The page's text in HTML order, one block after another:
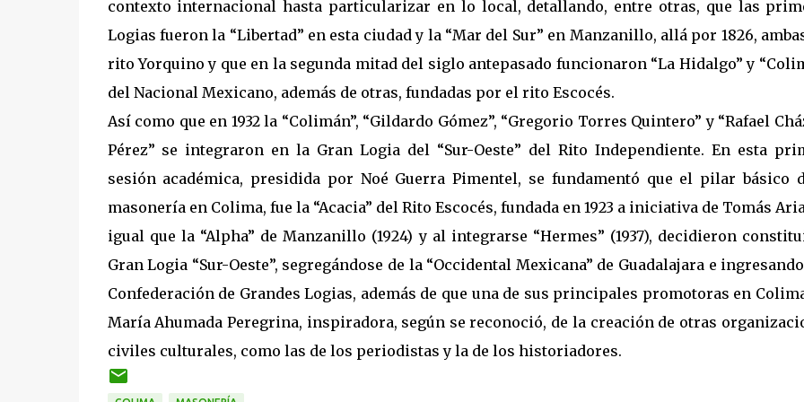
contexto internacional hasta particularizar en lo local, detallando, entre otras, que las
Logias fueron la “Libertad” en esta ciudad y la “Mar del Sur” en Manzanillo, allá por 1826,
rito Yorquino y que en la segunda mitad del siglo antepasado funcionaron “La Hidalgo” y
del Nacional Mexicano, además de otras, fundadas por el rito Escocés.
Así como que en 1932 la “Colimán”, “Gildardo Gómez”, “Gregorio Torres Quintero” y “Rafael
Pérez” se integraron en la Gran Logia del “Sur-Oeste” del Rito Independiente. En esta
sesión académica, presidida por Noé Guerra Pimentel, se fundamentó que el pilar básico
masonería en Colima, fue la “Acacia” del Rito Escocés, fundada en 1923 a iniciativa de Tomás
igual que la “Alpha” de Manzanillo (1924) y al integrarse “Hermes” (1937), decidieron
Gran Logia “Sur-Oeste”, segregándose de la “Occidental Mexicana” de Guadalajara e
Confederación de Grandes Logias, además de que una de sus principales promotoras en
María Ahumada Peregrina, inspiradora, según se reconoció, de la creación de otras
civiles culturales, como las de los periodistas y la de los historiadores.